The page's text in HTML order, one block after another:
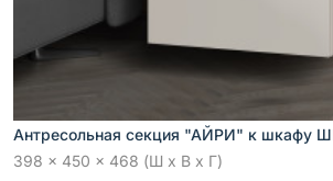
Антресольная секция "АЙРИ" к шкафу
398 x 450 x 468 (Ш x В x Г)